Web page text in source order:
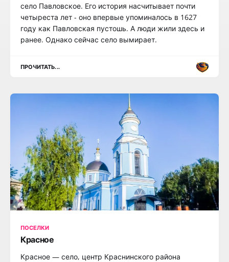
село Павловское. Его история насчитывает почти
четыреста лет - оно впервые упоминалось в 1627
году как Павловская пустошь. А люди жили здесь и
ранее. Однако сейчас село вымирает.
ПРОЧИТАТЬ...
ПОСЕЛКИ
Красное
Красное — село, центр Краснинского района